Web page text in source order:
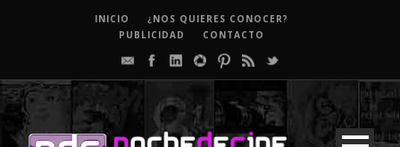
INICIO
¿NOS QUIERES CONOCER?
PUBLICIDAD
CONTACTO